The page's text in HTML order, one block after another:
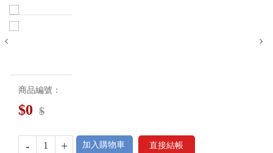
商品編號：
$0 $
- + 加入購物車 直接結帳